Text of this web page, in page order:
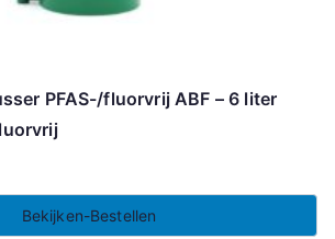
PFAS-/fluorvrij ABF – 6 liter
Bekijken-Bestellen